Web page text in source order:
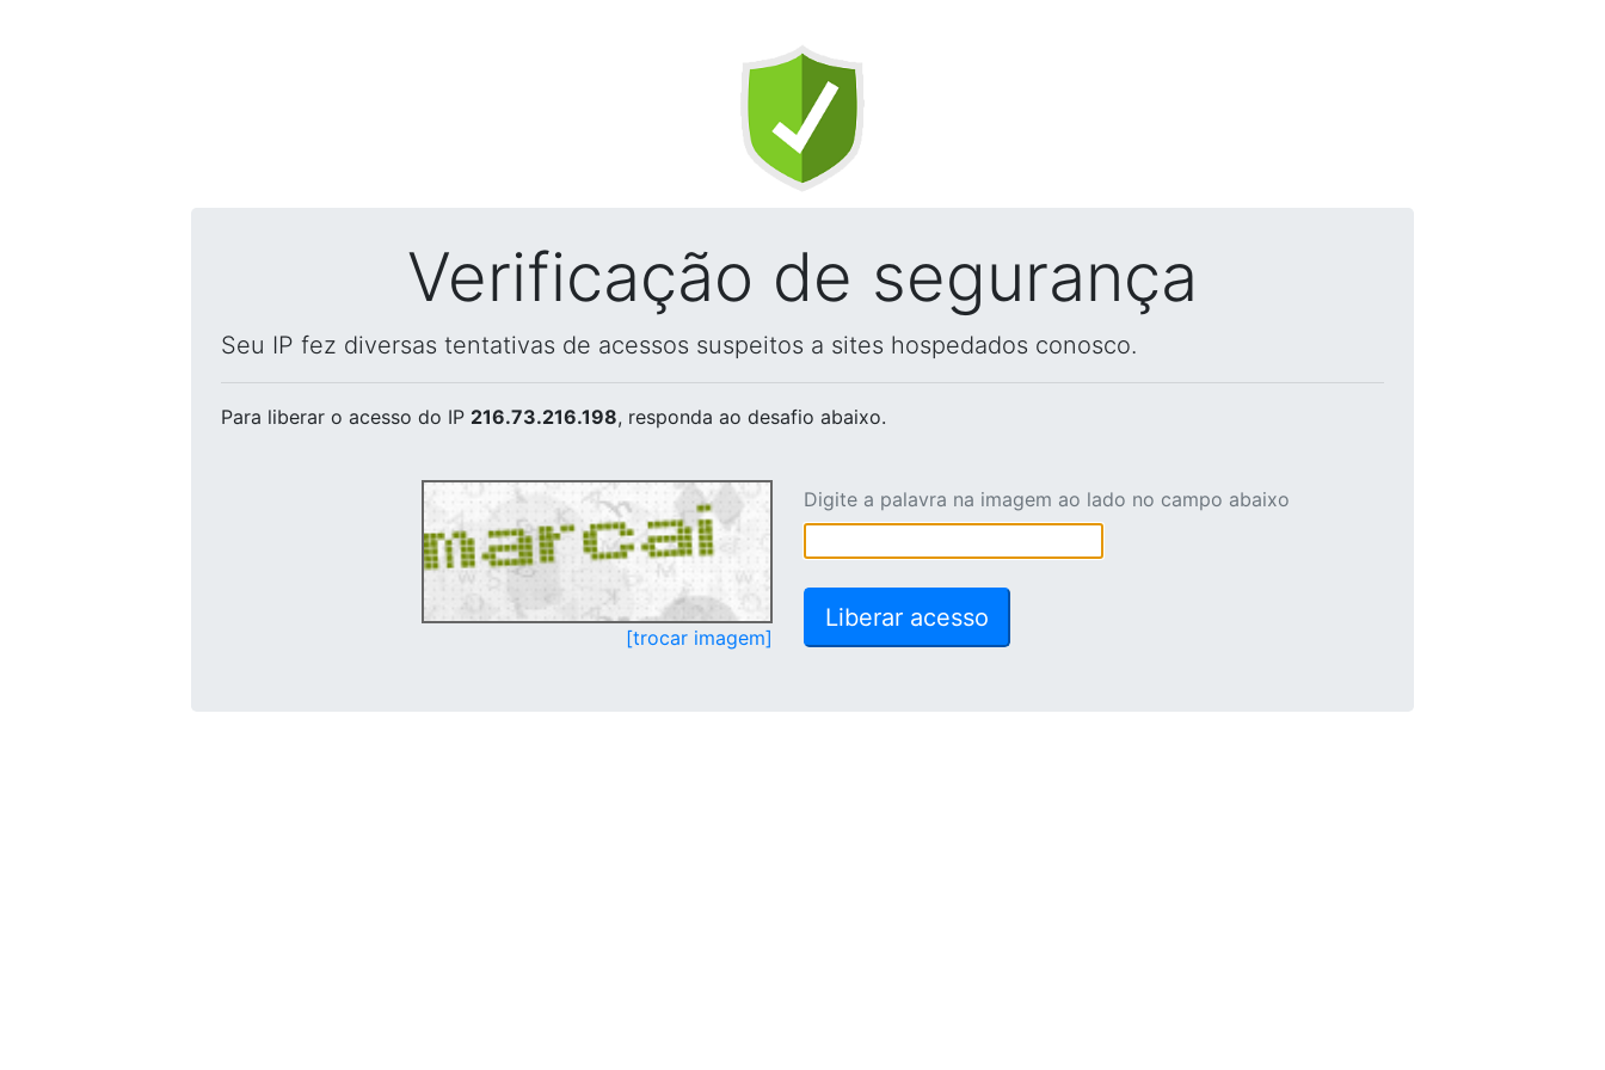
Verificação de segurança
Seu IP fez diversas tentativas de acessos suspeitos a sites hospedados conosco.
Para liberar o acesso do IP 216.73.216.198, responda ao desafio abaixo.
[trocar imagem]
Digite a palavra na imagem ao lado no campo abaixo